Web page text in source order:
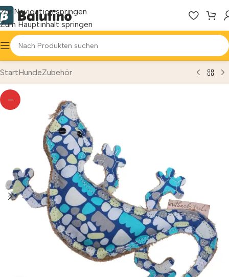
Zur Navigation springen
Zum Hauptinhalt springen
StartHundeZubehör
—